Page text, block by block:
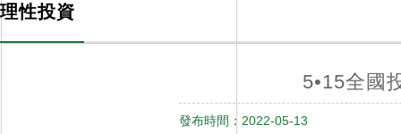
理性投資
5•15全國
發布時間：2022-05-13